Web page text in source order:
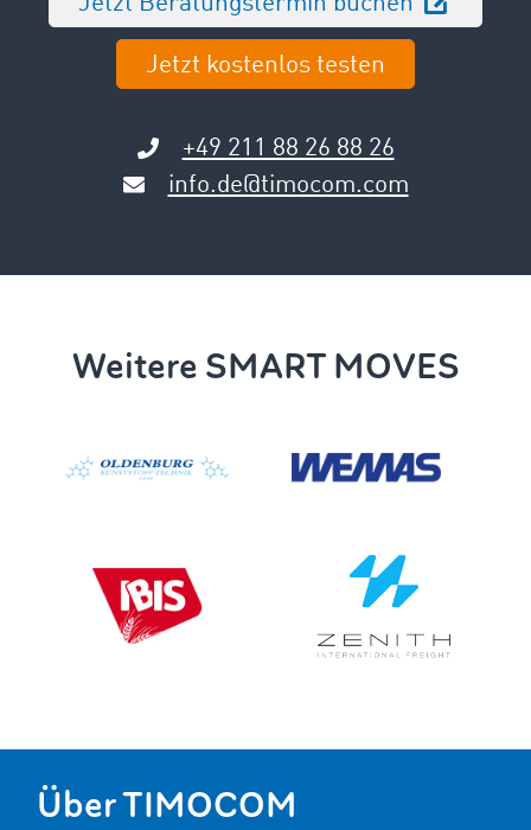
Jetzt kostenlos testen
+49 211 88 26 88 26
info.de@timocom.com
Weitere SMART MOVES
Über TIMOCOM